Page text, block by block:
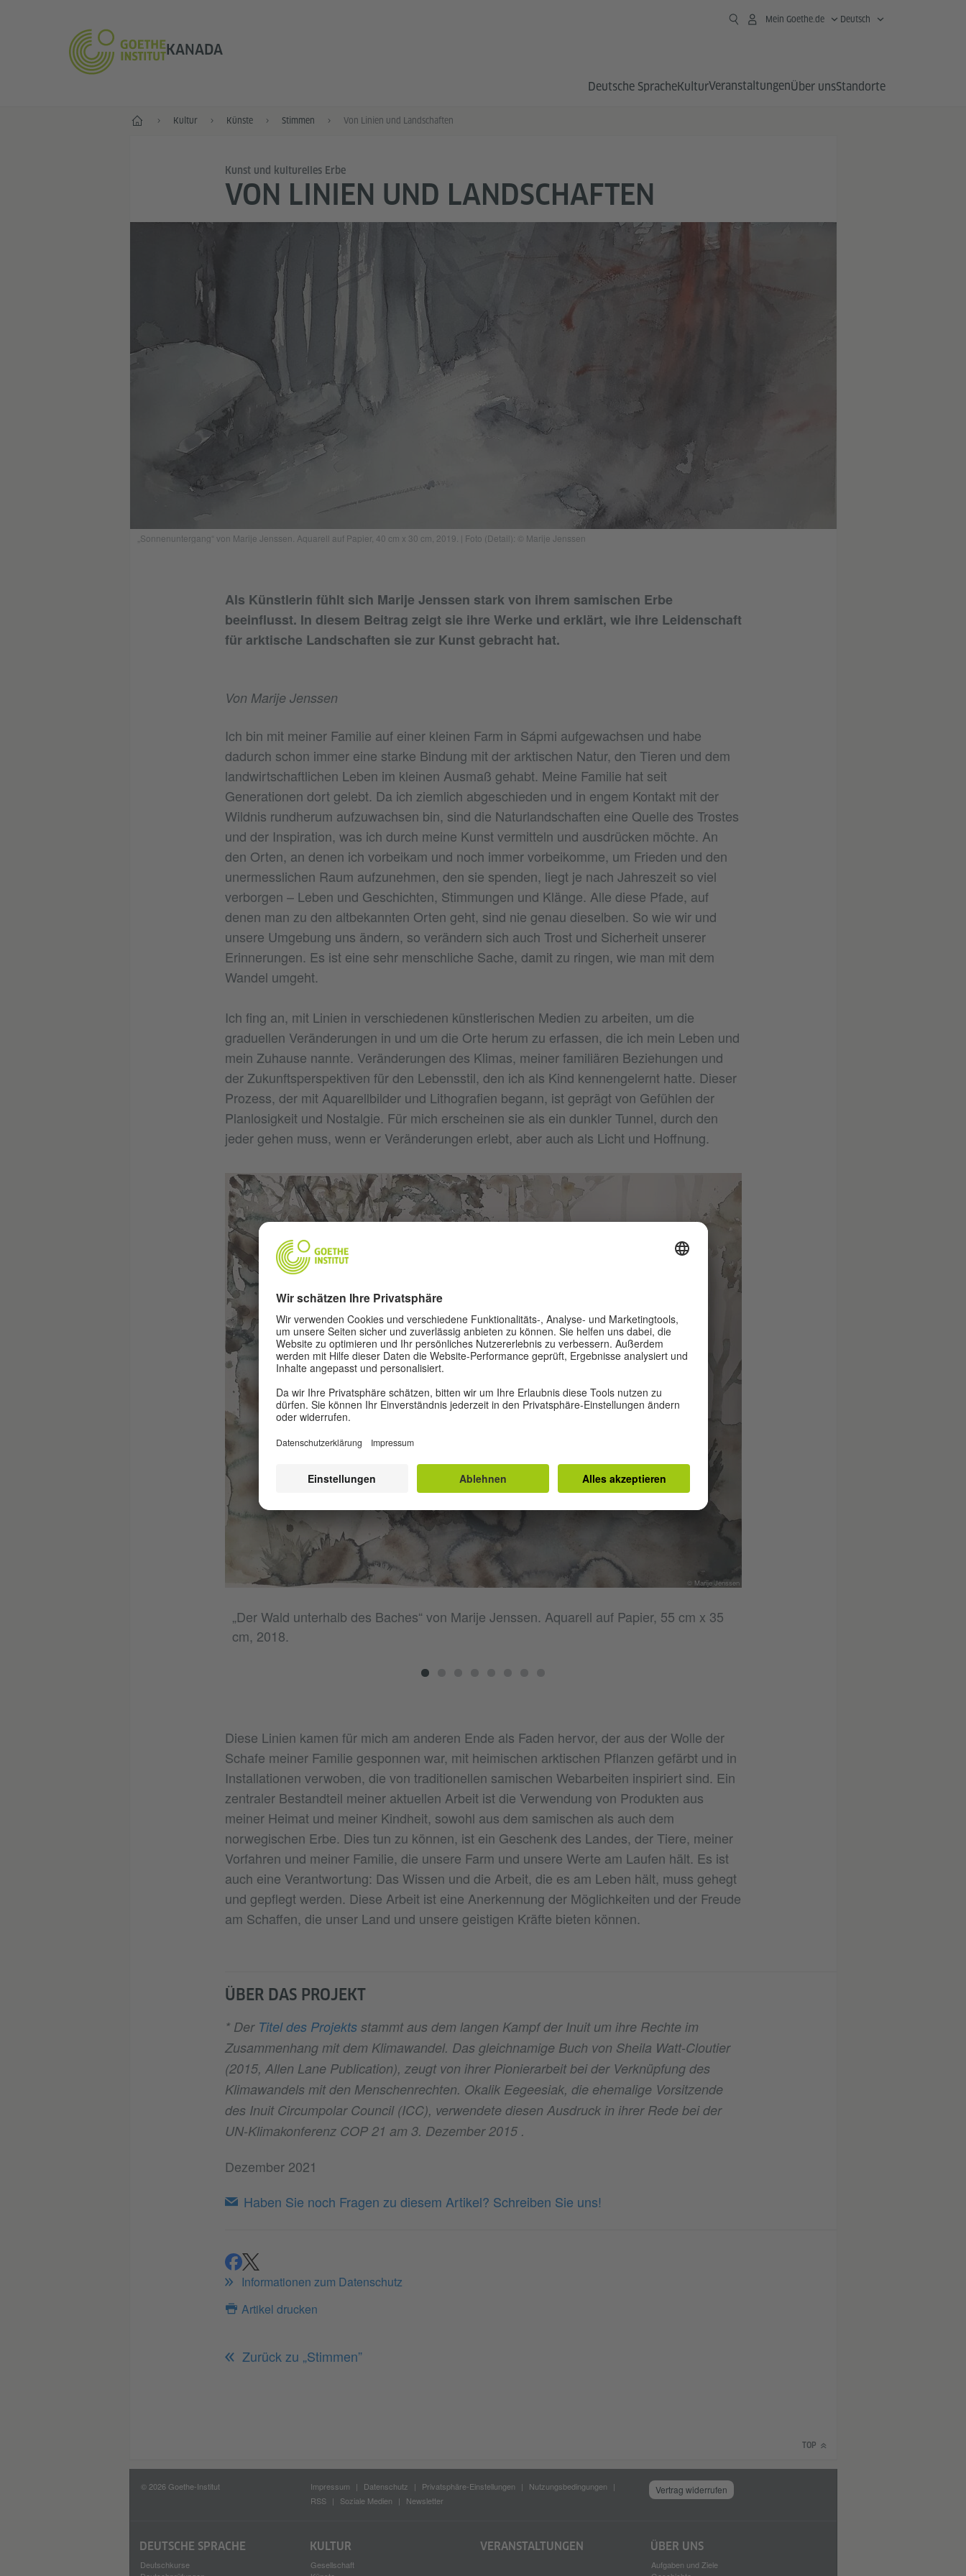
KANADA
Mein Goethe.de Deutsch
Deutsche SpracheKulturVeranstaltungenÜber unsStandorte
Start Kultur Künste Stimmen Von Linien und Landschaften
Kunst und kulturelles Erbe
VON LINIEN UND LANDSCHAFTEN
„Sonnenuntergang“ von Marije Jenssen. Aquarell auf Papier, 40 cm x 30 cm, 2019. | Foto (Detail): © Marije Jenssen
Als Künstlerin fühlt sich Marije Jenssen stark von ihrem samischen Erbe
beeinflusst. In diesem Beitrag zeigt sie ihre Werke und erklärt, wie ihre Leidenschaft
für arktische Landschaften sie zur Kunst gebracht hat.
Von Marije Jenssen
Ich bin mit meiner Familie auf einer kleinen Farm in Sápmi aufgewachsen und habe
dadurch schon immer eine starke Bindung mit der arktischen Natur, den Tieren und dem
landwirtschaftlichen Leben im kleinen Ausmaß gehabt. Meine Familie hat seit
Generationen dort gelebt. Da ich ziemlich abgeschieden und in engem Kontakt mit der
Wildnis rundherum aufzuwachsen bin, sind die Naturlandschaften eine Quelle des Trostes
und der Inspiration, was ich durch meine Kunst vermitteln und ausdrücken möchte. An
den Orten, an denen ich vorbeikam und noch immer vorbeikomme, um Frieden und den
unermesslichen Raum aufzunehmen, den sie spenden, liegt je nach Jahreszeit so viel
verborgen – Leben und Geschichten, Stimmungen und Klänge. Alle diese Pfade, auf
denen man zu den altbekannten Orten geht, sind nie genau dieselben. So wie wir und
unsere Umgebung uns ändern, so verändern sich auch Trost und Sicherheit unserer
Erinnerungen. Es ist eine sehr menschliche Sache, damit zu ringen, wie man mit dem
Wandel umgeht.
Ich fing an, mit Linien in verschiedenen künstlerischen Medien zu arbeiten, um die
graduellen Veränderungen in und um die Orte herum zu erfassen, die ich mein Leben und
mein Zuhause nannte. Veränderungen des Klimas, meiner familiären Beziehungen und
der Zukunftsperspektiven für den Lebensstil, den ich als Kind kennengelernt hatte. Dieser
Prozess, der mit Aquarellbilder und Lithografien begann, ist geprägt von Gefühlen der
Planlosigkeit und Nostalgie. Für mich erscheinen sie als ein dunkler Tunnel, durch den
jeder gehen muss, wenn er Veränderungen erlebt, aber auch als Licht und Hoffnung.
© Marije Jenssen
„Der Wald unterhalb des Baches“ von Marije Jenssen. Aquarell auf Papier, 55 cm x 35
cm, 2018.
Diese Linien kamen für mich am anderen Ende als Faden hervor, der aus der Wolle der
Schafe meiner Familie gesponnen war, mit heimischen arktischen Pflanzen gefärbt und in
Installationen verwoben, die von traditionellen samischen Webarbeiten inspiriert sind. Ein
zentraler Bestandteil meiner aktuellen Arbeit ist die Verwendung von Produkten aus
meiner Heimat und meiner Kindheit, sowohl aus dem samischen als auch dem
norwegischen Erbe. Dies tun zu können, ist ein Geschenk des Landes, der Tiere, meiner
Vorfahren und meiner Familie, die unsere Farm und unsere Werte am Laufen hält. Es ist
auch eine Verantwortung: Das Wissen und die Arbeit, die es am Leben hält, muss gehegt
und gepflegt werden. Diese Arbeit ist eine Anerkennung der Möglichkeiten und der Freude
am Schaffen, die unser Land und unsere geistigen Kräfte bieten können.
ÜBER DAS PROJEKT
* Der Titel des Projektsstammt aus dem langen Kampf der Inuit um ihre Rechte im
Zusammenhang mit dem Klimawandel. Das gleichnamige Buch von Sheila Watt-Cloutier
(2015, Allen Lane Publication), zeugt von ihrer Pionierarbeit bei der Verknüpfung des
Klimawandels mit den Menschenrechten. Okalik Eegeesiak, die ehemalige Vorsitzende
des Inuit Circumpolar Council (ICC), verwendete diesen Ausdruck in ihrer Rede bei der
UN-Klimakonferenz COP 21 am 3. Dezember 2015 .
Dezember 2021
Haben Sie noch Fragen zu diesem Artikel? Schreiben Sie uns!
teilenteilen
Informationen zum Datenschutz
Artikel drucken
Zurück zu „Stimmen”
TOP
© 2026 Goethe-Institut Impressum Datenschutz Privatsphäre-Einstellungen
Nutzungsbedingungen
RSS
Soziale Medien Newsletter
Vertrag widerrufen
DEUTSCHE SPRACHE
Deutschkurse
KULTUR
Gesellschaft
VERANSTALTUNGEN ÜBER UNS
Aufgaben und Ziele